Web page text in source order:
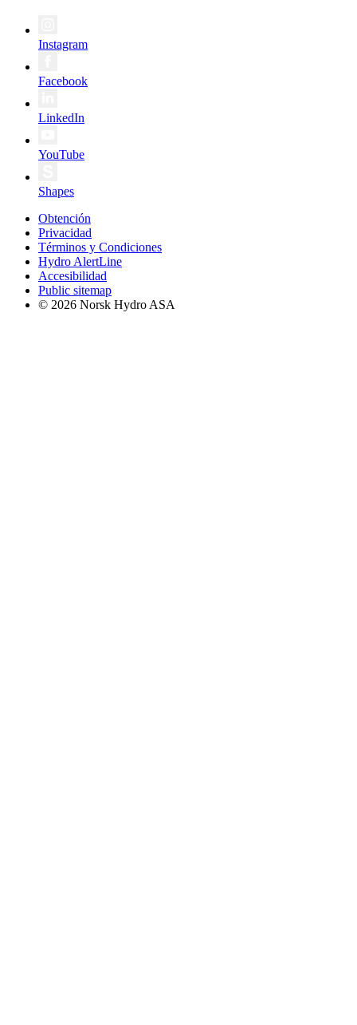
Instagram
Facebook
LinkedIn
YouTube
Shapes
Obtención
Privacidad
Términos y Condiciones
Hydro AlertLine
Accesibilidad
Public sitemap
© 2026 Norsk Hydro ASA